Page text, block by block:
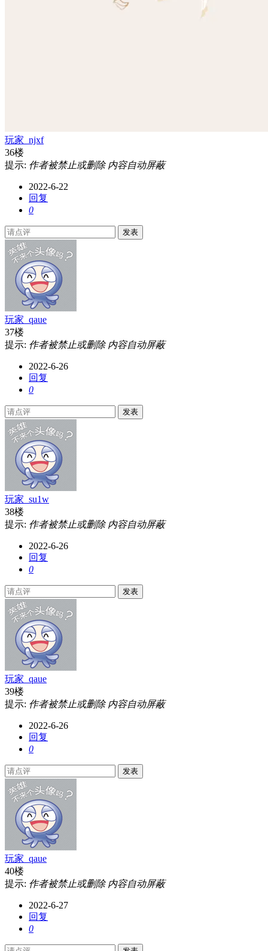
玩家_njxf
36楼
提示: 作者被禁止或删除 内容自动屏蔽
2022-6-22
回复
0
发表
玩家_qaue
37楼
提示: 作者被禁止或删除 内容自动屏蔽
2022-6-26
回复
0
发表
玩家_su1w
38楼
提示: 作者被禁止或删除 内容自动屏蔽
2022-6-26
回复
0
发表
玩家_qaue
39楼
提示: 作者被禁止或删除 内容自动屏蔽
2022-6-26
回复
0
发表
玩家_qaue
40楼
提示: 作者被禁止或删除 内容自动屏蔽
2022-6-27
回复
0